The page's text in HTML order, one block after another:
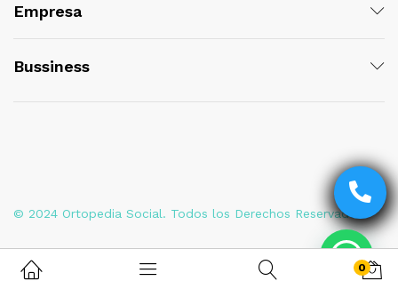
Empresa
Bussiness
© 2024 Ortopedia Social. Todos los Derechos Reservados
0